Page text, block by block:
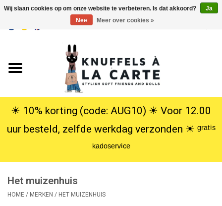
USD
Knuffels
Poppen
SALE
☀︎ 10% korting (code: AUG10) ☀︎ Voor 12.00
uur besteld, zelfde werkdag verzonden ☀︎ ᵍʳᵃᵗⁱˢ
ᵏᵃᵈᵒˢᵉʳᵛⁱᶜᵉ
Het muizenhuis
HOME / MERKEN / HET MUIZENHUIS
Wij slaan cookies op om onze website te verbeteren. Is dat akkoord?
Ja
Nee
Meer over cookies »